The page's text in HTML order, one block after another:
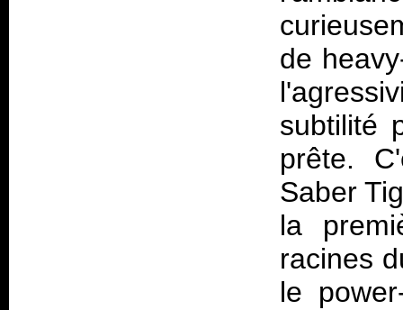
de
subtilité
prête.
Saber
la
racines
le